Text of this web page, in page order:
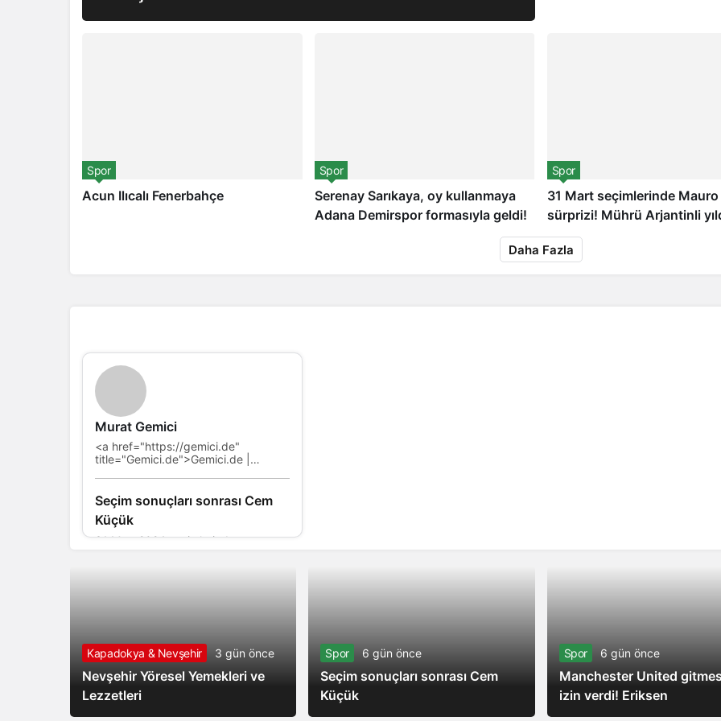
Spor
Acun Ilıcalı Fenerbahçe
Spor
Serenay Sarıkaya, oy kullanmaya
Adana Demirspor formasıyla geldi!
Spor
31 Mart seçimlerinde
sürprizi! Mührü Arjantinli
bastı
Daha Fazla
6 gün önce
Manchester United gitmesine
Murat Gemici
<a href="https://gemici.de"
title="Gemici.de">Gemici.de |
Seçim sonuçları sonrası Cem
Küçük
31 Mart 2024 seçimlerinde
Kapadokya & Nevşehir 3 gün önce
Nevşehir Yöresel Yemekleri ve
Lezzetleri
Spor 6 gün önce
Seçim sonuçları sonrası Cem
Küçük
Spor 6 gün önce
Manchester United
izin verdi! Eriksen